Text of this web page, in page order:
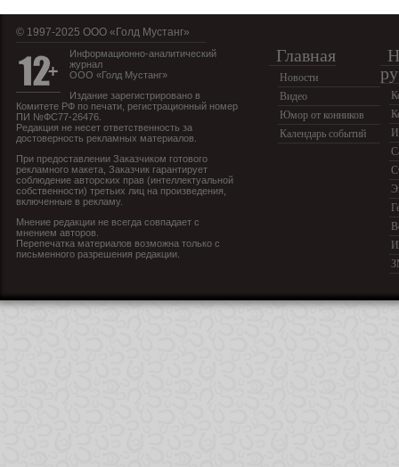
© 1997-2025 OOO «Голд Мустанг»
Информационно-аналитический
журнал
ООО «Голд Мустанг»
Издание зарегистрировано в
Комитете РФ по печати, регистрационный номер
ПИ №ФС77-26476.
Редакция не несет ответственность за
достоверность рекламных материалов.
При предоставлении Заказчиком готового
рекламного макета, Заказчик гарантирует
соблюдение авторских прав (интеллектуальной
собственности) третьих лиц на произведения,
включенные в рекламу.
Мнение редакции не всегда совпадает с
мнением авторов.
Перепечатка материалов возможна только с
письменного разрешения редакции.
Главная
Новости
Видео
Юмор от конников
Календарь событий